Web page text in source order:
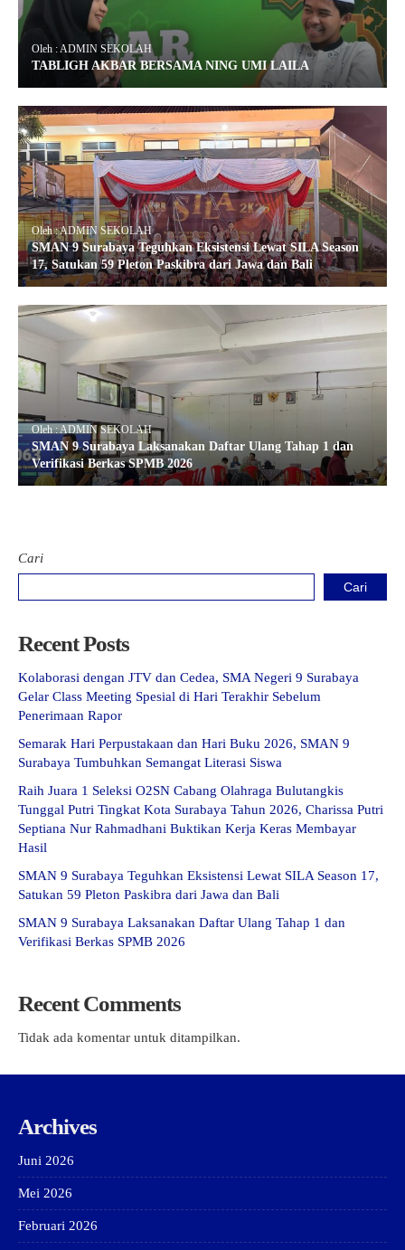
Oleh : ADMIN SEKOLAH
TABLIGH AKBAR BERSAMA NING UMI LAILA
Oleh : ADMIN SEKOLAH
SMAN 9 Surabaya Teguhkan Eksistensi Lewat SILA Season
17, Satukan 59 Pleton Paskibra dari Jawa dan Bali
Oleh : ADMIN SEKOLAH
SMAN 9 Surabaya Laksanakan Daftar Ulang Tahap 1 dan
Verifikasi Berkas SPMB 2026
Cari
Cari
Recent Posts
Kolaborasi dengan JTV dan Cedea, SMA Negeri 9 Surabaya
Gelar Class Meeting Spesial di Hari Terakhir Sebelum
Penerimaan Rapor
Semarak Hari Perpustakaan dan Hari Buku 2026, SMAN 9
Surabaya Tumbuhkan Semangat Literasi Siswa
Raih Juara 1 Seleksi O2SN Cabang Olahraga Bulutangkis
Tunggal Putri Tingkat Kota Surabaya Tahun 2026, Charissa Putri
Septiana Nur Rahmadhani Buktikan Kerja Keras Membayar
Hasil
SMAN 9 Surabaya Teguhkan Eksistensi Lewat SILA Season 17,
Satukan 59 Pleton Paskibra dari Jawa dan Bali
SMAN 9 Surabaya Laksanakan Daftar Ulang Tahap 1 dan
Verifikasi Berkas SPMB 2026
Recent Comments
Tidak ada komentar untuk ditampilkan.
Archives
Juni 2026
Mei 2026
Februari 2026